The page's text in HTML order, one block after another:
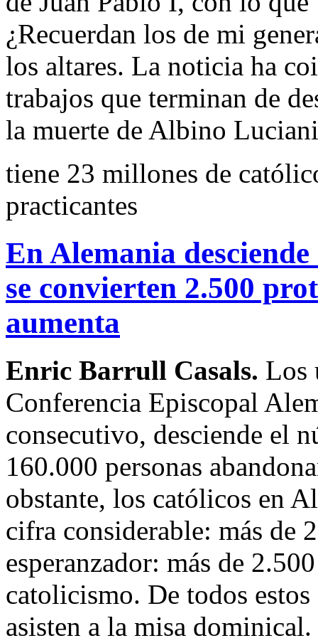
¿Recuerdan los de mi
los altares. La noticia ha
trabajos que terminan de
la muerte de Albino
tiene 23 millones de
practicantes
En Alemania
se convierten 2.500
aumenta
Enric Barrull Casals. Los
Conferencia Episcopal
consecutivo, desciende el
160.000 personas
obstante, los católicos en
cifra considerable: más de
esperanzador: más de
catolicismo. De todos
asisten a la misa dominical.